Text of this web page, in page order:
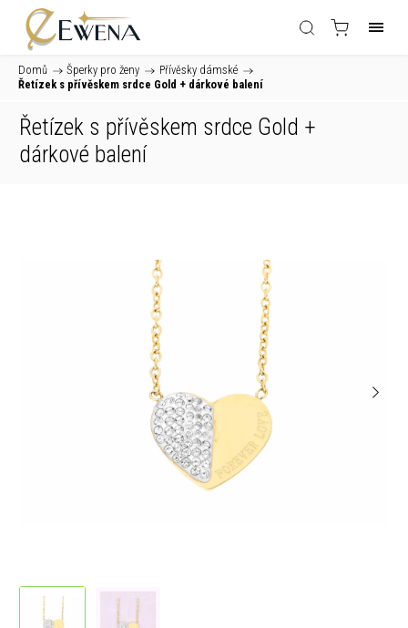
Domů / Šperky pro ženy / Přívěsky dámské /
Řetízek s přívěskem srdce Gold + dárkové balení
Řetízek s přívěskem srdce Gold +
dárkové balení